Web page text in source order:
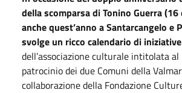
della scomparsa di Tonino Guerra (16
anche quest’anno a Santarcangelo e
svolge un ricco calendario di iniziative
dell’associazione culturale intitolata
patrocinio dei due Comuni della
collaborazione della Fondazione